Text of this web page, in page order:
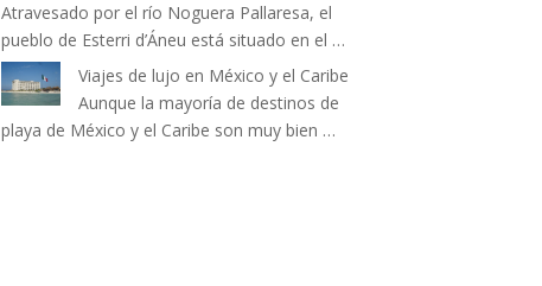
Atravesado por el río Noguera Pallaresa, el
pueblo de Esterri d’Áneu está situado en el …
Viajes de lujo en México y el Caribe
Aunque la mayoría de destinos de
playa de México y el Caribe son muy bien …